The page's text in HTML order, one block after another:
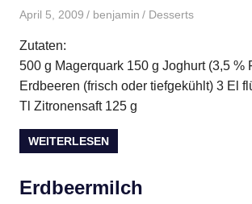
April 5, 2009 benjamin Desserts
Zutaten:
500 g Magerquark 150 g Joghurt (3,5 %
Erdbeeren (frisch oder tiefgekühlt) 3 El
Tl Zitronensaft 125 g
WEITERLESEN
Erdbeermilch